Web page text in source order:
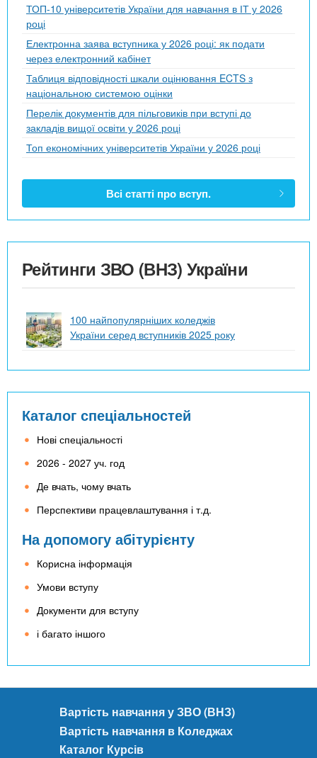
ТОП-10 університетів України для навчання в ІТ у 2026
році
Електронна заява вступника у 2026 році: як подати
через електронний кабінет
Таблиця відповідності шкали оцінювання ECTS з
національною системою оцінки
Перелік документів для пільговиків при вступі до
закладів вищої освіти у 2026 році
Топ економічних університетів України у 2026 році
Всі статті про вступ.
Рейтинги ЗВО (ВНЗ) України
100 найпопулярніших коледжів
України серед вступників 2025 року
Каталог спеціальностей
Нові спеціальності
2026 - 2027 уч. год
Де вчать, чому вчать
Перспективи працевлаштування і т.д.
На допомогу абітурієнту
Корисна інформація
Умови вступу
Документи для вступу
і багато іншого
Вартість навчання у ЗВО (ВНЗ)
Вартість навчання в Коледжах
Каталог Курсів